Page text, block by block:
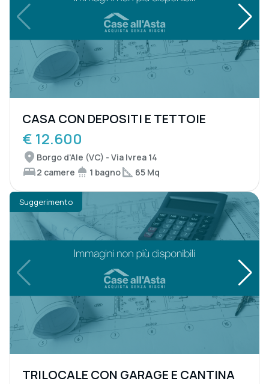
CASA CON DEPOSITI E TETTOIE
€ 12.600
Borgo d'Ale (VC) - Via Ivrea 14
2 camere
1 bagno 65 Mq
Suggerimento
TRILOCALE CON GARAGE E CANTINA